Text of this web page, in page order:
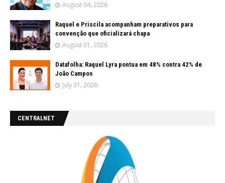
August 04, 2026
Raquel e Priscila acompanham preparativos para
convenção que oficializará chapa
August 01, 2026
Datafolha: Raquel Lyra pontua em 48% contra 42% de
João Campos
July 31, 2026
CENTRALNET